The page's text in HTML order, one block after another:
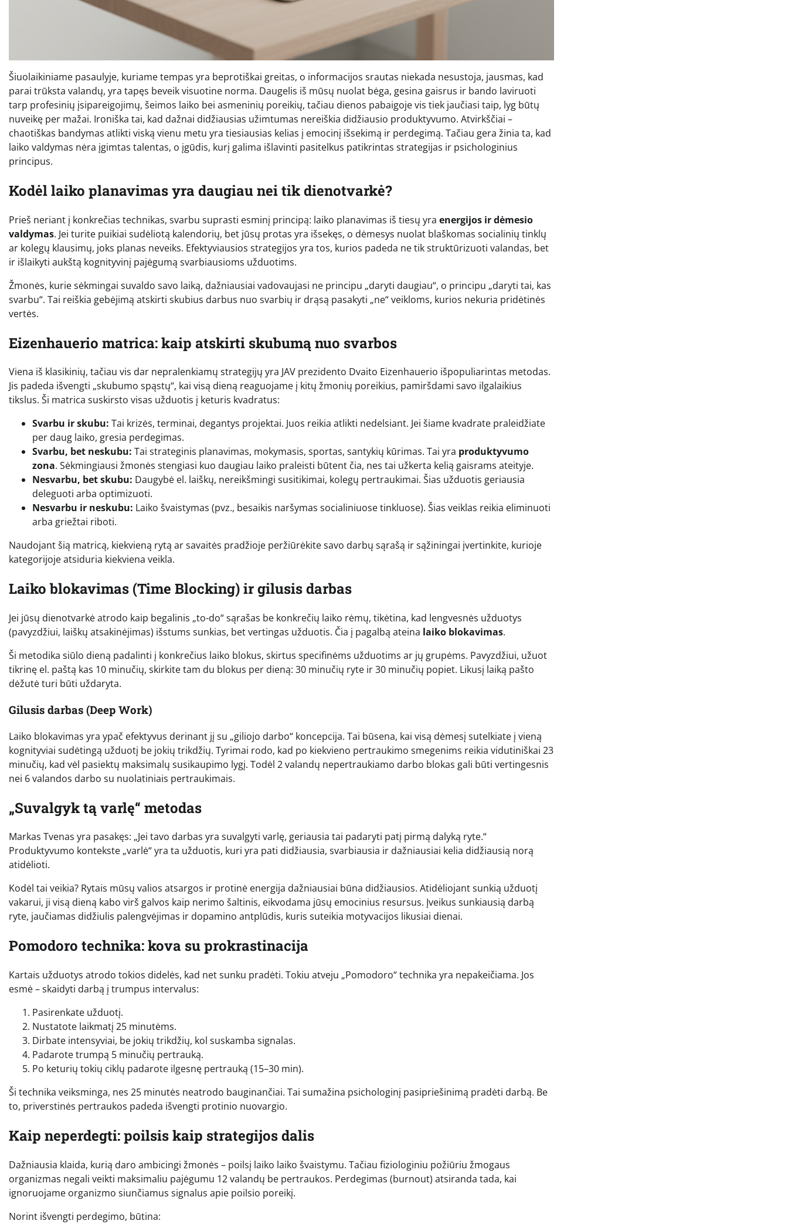
Šiuolaikiniame pasaulyje, kuriame tempas yra beprotiškai greitas, o informacijos srautas niekada nesustoja, jausmas, kad
parai trūksta valandų, yra tapęs beveik visuotine norma. Daugelis iš mūsų nuolat bėga, gesina gaisrus ir bando laviruoti
tarp profesinių įsipareigojimų, šeimos laiko bei asmeninių poreikių, tačiau dienos pabaigoje vis tiek jaučiasi taip, lyg būtų
nuveikę per mažai. Ironiška tai, kad dažnai didžiausias užimtumas nereiškia didžiausio produktyvumo. Atvirkščiai –
chaotiškas bandymas atlikti viską vienu metu yra tiesiausias kelias į emocinį išsekimą ir perdegimą. Tačiau gera žinia ta, kad
laiko valdymas nėra įgimtas talentas, o įgūdis, kurį galima išlavinti pasitelkus patikrintas strategijas ir psichologinius
principus.
Kodėl laiko planavimas yra daugiau nei tik dienotvarkė?
Prieš neriant į konkrečias technikas, svarbu suprasti esminį principą: laiko planavimas iš tiesų yra energijos ir dėmesio
valdymas. Jei turite puikiai sudėliotą kalendorių, bet jūsų protas yra išsekęs, o dėmesys nuolat blaškomas socialinių tinklų
ar kolegų klausimų, joks planas neveiks. Efektyviausios strategijos yra tos, kurios padeda ne tik struktūrizuoti valandas, bet
ir išlaikyti aukštą kognityvinį pajėgumą svarbiausioms užduotims.
Žmonės, kurie sėkmingai suvaldo savo laiką, dažniausiai vadovaujasi ne principu „daryti daugiau“, o principu „daryti tai, kas
svarbu“. Tai reiškia gebėjimą atskirti skubius darbus nuo svarbių ir drąsą pasakyti „ne“ veikloms, kurios nekuria pridėtinės
vertės.
Eizenhauerio matrica: kaip atskirti skubumą nuo svarbos
Viena iš klasikinių, tačiau vis dar nepralenkiamų strategijų yra JAV prezidento Dvaito Eizenhauerio išpopuliarintas metodas.
Jis padeda išvengti „skubumo spąstų“, kai visą dieną reaguojame į kitų žmonių poreikius, pamiršdami savo ilgalaikius
tikslus. Ši matrica suskirsto visas užduotis į keturis kvadratus:
Svarbu ir skubu: Tai krizės, terminai, degantys projektai. Juos reikia atlikti nedelsiant. Jei šiame kvadrate praleidžiate
per daug laiko, gresia perdegimas.
Svarbu, bet neskubu: Tai strateginis planavimas, mokymasis, sportas, santykių kūrimas. Tai yra produktyvumo
zona. Sėkmingiausi žmonės stengiasi kuo daugiau laiko praleisti būtent čia, nes tai užkerta kelią gaisrams ateityje.
Nesvarbu, bet skubu: Daugybė el. laiškų, nereikšmingi susitikimai, kolegų pertraukimai. Šias užduotis geriausia
deleguoti arba optimizuoti.
Nesvarbu ir neskubu: Laiko švaistymas (pvz., besaikis naršymas socialiniuose tinkluose). Šias veiklas reikia eliminuoti
arba griežtai riboti.
Naudojant šią matricą, kiekvieną rytą ar savaitės pradžioje peržiūrėkite savo darbų sąrašą ir sąžiningai įvertinkite, kurioje
kategorijoje atsiduria kiekviena veikla.
Laiko blokavimas (Time Blocking) ir gilusis darbas
Jei jūsų dienotvarkė atrodo kaip begalinis „to-do“ sąrašas be konkrečių laiko rėmų, tikėtina, kad lengvesnės užduotys
(pavyzdžiui, laiškų atsakinėjimas) išstums sunkias, bet vertingas užduotis. Čia į pagalbą ateina laiko blokavimas.
Ši metodika siūlo dieną padalinti į konkrečius laiko blokus, skirtus specifinėms užduotims ar jų grupėms. Pavyzdžiui, užuot
tikrinę el. paštą kas 10 minučių, skirkite tam du blokus per dieną: 30 minučių ryte ir 30 minučių popiet. Likusį laiką pašto
dėžutė turi būti uždaryta.
Gilusis darbas (Deep Work)
Laiko blokavimas yra ypač efektyvus derinant jį su „giliojo darbo“ koncepcija. Tai būsena, kai visą dėmesį sutelkiate į vieną
kognityviai sudėtingą užduotį be jokių trikdžių. Tyrimai rodo, kad po kiekvieno pertraukimo smegenims reikia vidutiniškai 23
minučių, kad vėl pasiektų maksimalų susikaupimo lygį. Todėl 2 valandų nepertraukiamo darbo blokas gali būti vertingesnis
nei 6 valandos darbo su nuolatiniais pertraukimais.
„Suvalgyk tą varlę“ metodas
Markas Tvenas yra pasakęs: „Jei tavo darbas yra suvalgyti varlę, geriausia tai padaryti patį pirmą dalyką ryte.“
Produktyvumo kontekste „varlė“ yra ta užduotis, kuri yra pati didžiausia, svarbiausia ir dažniausiai kelia didžiausią norą
atidėlioti.
Kodėl tai veikia? Rytais mūsų valios atsargos ir protinė energija dažniausiai būna didžiausios. Atidėliojant sunkią užduotį
vakarui, ji visą dieną kabo virš galvos kaip nerimo šaltinis, eikvodama jūsų emocinius resursus. Įveikus sunkiausią darbą
ryte, jaučiamas didžiulis palengvėjimas ir dopamino antplūdis, kuris suteikia motyvacijos likusiai dienai.
Pomodoro technika: kova su prokrastinacija
Kartais užduotys atrodo tokios didelės, kad net sunku pradėti. Tokiu atveju „Pomodoro“ technika yra nepakeičiama. Jos
esmė – skaidyti darbą į trumpus intervalus:
Pasirenkate užduotį.
Nustatote laikmatį 25 minutėms.
Dirbate intensyviai, be jokių trikdžių, kol suskamba signalas.
Padarote trumpą 5 minučių pertrauką.
Po keturių tokių ciklų padarote ilgesnę pertrauką (15–30 min).
Ši technika veiksminga, nes 25 minutės neatrodo bauginančiai. Tai sumažina psichologinį pasipriešinimą pradėti darbą. Be
to, priverstinės pertraukos padeda išvengti protinio nuovargio.
Kaip neperdegti: poilsis kaip strategijos dalis
Dažniausia klaida, kurią daro ambicingi žmonės – poilsį laiko laiko švaistymu. Tačiau fiziologiniu požiūriu žmogaus
organizmas negali veikti maksimaliu pajėgumu 12 valandų be pertraukos. Perdegimas (burnout) atsiranda tada, kai
ignoruojame organizmo siunčiamus signalus apie poilsio poreikį.
Norint išvengti perdegimo, būtina: